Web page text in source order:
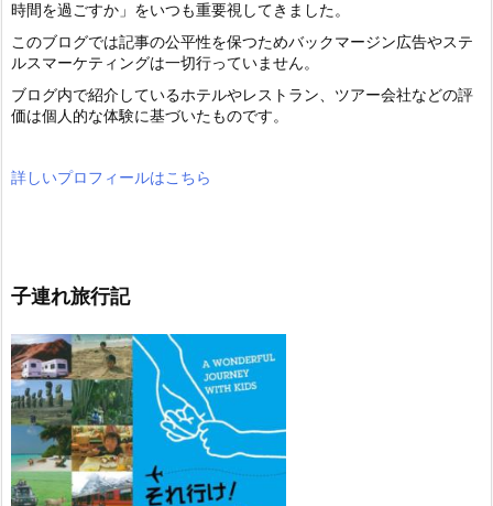
時間を過ごすか」をいつも重要視してきました。
このブログでは記事の公平性を保つためバックマージン広告やステ
ルスマーケティングは一切行っていません。
ブログ内で紹介しているホテルやレストラン、ツアー会社などの評
価は個人的な体験に基づいたものです。
詳しいプロフィールはこちら
子連れ旅行記